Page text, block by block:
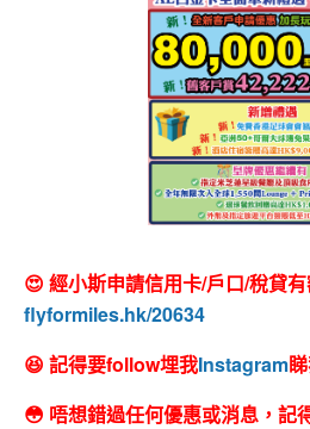
😍 經小斯申請信用卡/戶口/稅貸
flyformiles.hk/20634
😆 記得要follow埋我Instagram
😳 唔想錯過任何優惠或消息，記